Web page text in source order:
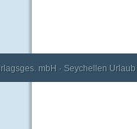
mbH · Seychellen Urlaub